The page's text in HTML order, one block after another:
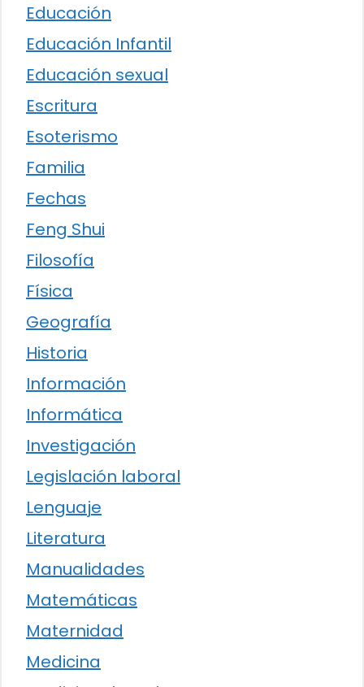
Educación
Educación Infantil
Educación sexual
Escritura
Esoterismo
Familia
Fechas
Feng Shui
Filosofía
Física
Geografía
Historia
Información
Informática
Investigación
Legislación laboral
Lenguaje
Literatura
Manualidades
Matemáticas
Maternidad
Medicina